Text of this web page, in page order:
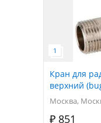
Кран для
верхний
Москва,
₽ 851